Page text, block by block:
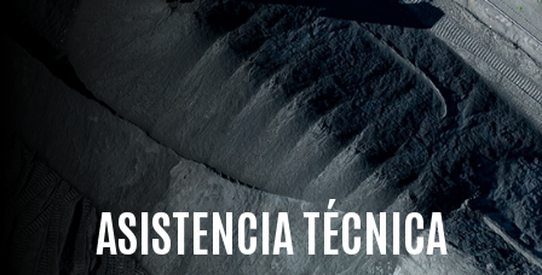
ASISTENCIA TÉCNICA